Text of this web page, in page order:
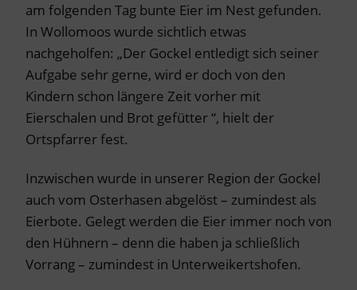
am folgenden Tag bunte Eier im Nest gefunden.
In Wollomoos wurde sichtlich etwas
nachgeholfen: „Der Gockel entledigt sich seiner
Aufgabe sehr gerne, wird er doch von den
Kindern schon längere Zeit vorher mit
Eierschalen und Brot gefütter “, hielt der
Ortspfarrer fest.
Inzwischen wurde in unserer Region der Gockel
auch vom Osterhasen abgelöst – zumindest als
Eierbote. Gelegt werden die Eier immer noch von
den Hühnern – denn die haben ja schließlich
Vorrang – zumindest in Unterweikertshofen.